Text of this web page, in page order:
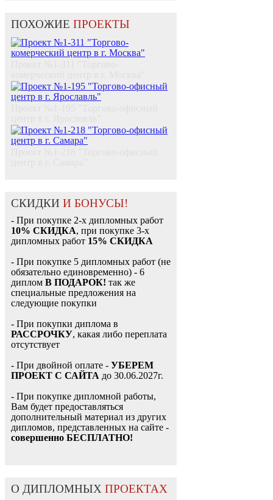
ПОХОЖИЕ ПРОЕКТЫ
СКИДКИ И БОНУСЫ!
- При покупке 2-х дипломных работ
10% СКИДКА, при покупке 3-х
дипломных работ 15% СКИДКА
- При покупке 5 дипломных работ (не
обязательно единовременно) - 6
диплом В ПОДАРОК! так же
специальные предложения на
следующие покупки
- При покупки диплома в
РАССРОЧКУ, какая либо переплата
отсутствует
- При двойной оплате - УБЕРЕМ
ПРОЕКТ С САЙТА до 30.06.2027г.
- При покупке дипломной работы,
Вам будет предоставляться
дополнительный материал из других
дипломов, представленных на сайте -
совершенно БЕСПЛАТНО!
О ДИПЛОМНЫХ ПРОЕКТАХ